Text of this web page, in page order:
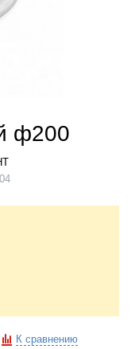
ф200
К сравнению